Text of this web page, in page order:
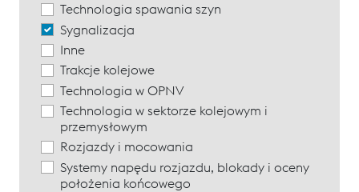
Technologia spawania szyn
Sygnalizacja
Inne
Trakcje kolejowe
Technologia w OPNV
Technologia w sektorze kolejowym i
przemysłowym
Rozjazdy i mocowania
Systemy napędu rozjazdu, blokady i oceny
położenia końcowego